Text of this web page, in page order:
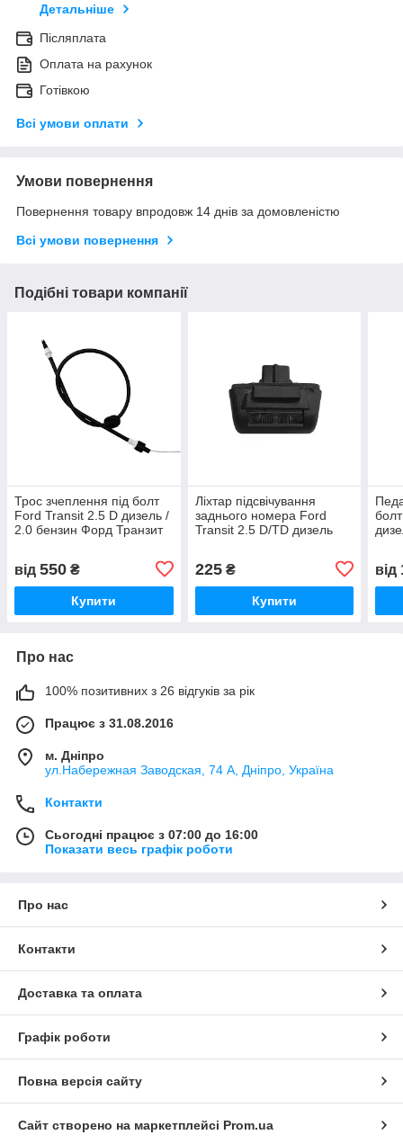
Детальніше
Післяплата
Оплата на рахунок
Готівкою
Всі умови оплати
Умови повернення
Повернення товару впродовж 14 днів за домовленістю
Всі умови повернення
Подібні товари компанії
Трос зчеплення під болт
Ford Transit 2.5 D дизель /
2.0 бензин Форд Транзит
від 550 ₴
Купити
Ліхтар підсвічування
заднього номера Ford
Transit 2.5 D/TD дизель
1986-2000, 86VB13550AK
225₴
Купити
від
Про нас
100% позитивних з 26 відгуків за рік
Працює з 31.08.2016
м. Дніпро
ул.Набережная Заводская, 74 А, Дніпро, Україна
Контакти
Сьогодні працює з 07:00 до 16:00
Показати весь графік роботи
Про нас
Контакти
Доставка та оплата
Графік роботи
Повна версія сайту
Сайт створено на маркетплейсі Prom.ua